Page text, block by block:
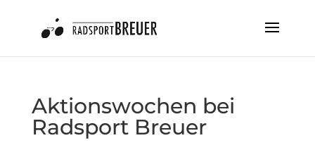
Aktionswochen bei
Radsport Breuer